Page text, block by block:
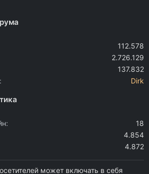
112.578
2.726.129
137.832
Dirk
18
4.854
4.872
может включать в себя